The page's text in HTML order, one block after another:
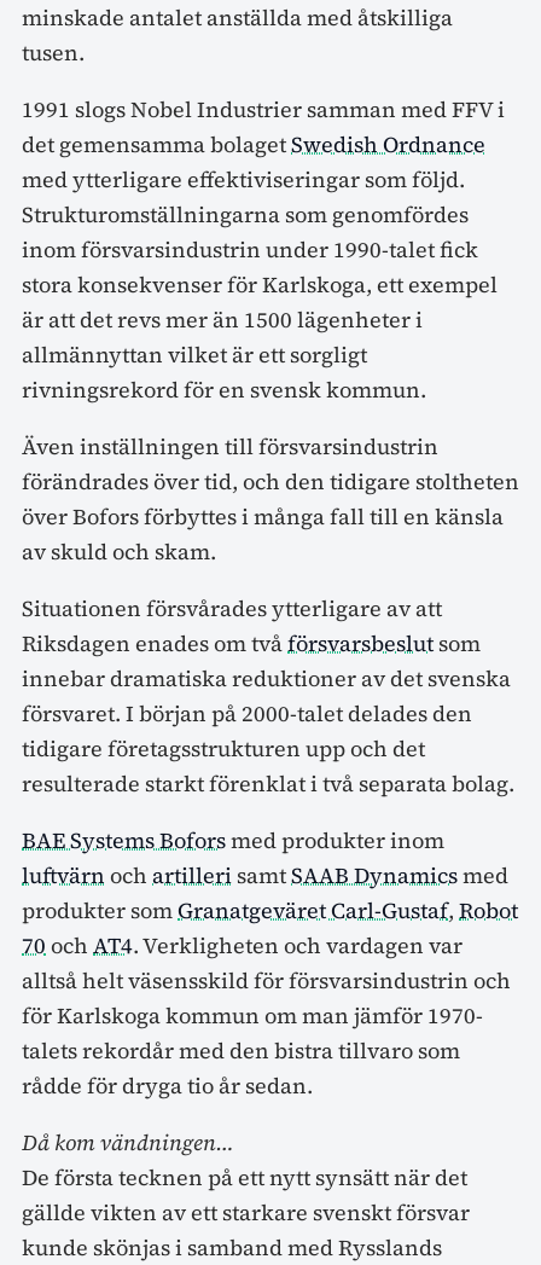
minskade antalet anställda med åtskilliga
tusen.
1991 slogs Nobel Industrier samman med FFV i
det gemensamma bolagetSwedish Ordnance
med ytterligare effektiviseringar som följd.
Strukturomställningarna som genomfördes
inom försvarsindustrin under 1990-talet fick
stora konsekvenser för Karlskoga, ett exempel
är att det revs mer än 1500 lägenheter i
allmännyttan vilket är ett sorgligt
rivningsrekord för en svensk kommun.
Även inställningen till försvarsindustrin
förändrades över tid, och den tidigare stoltheten
över Bofors förbyttes i många fall till en känsla
av skuld och skam.
Situationen försvårades ytterligare av att
Riksdagen enades om tvåförsvarsbeslut som
innebar dramatiska reduktioner av det svenska
försvaret. I början på 2000-talet delades den
tidigare företagsstrukturen upp och det
resulterade starkt förenklat i två separata bolag.
BAE Systems Boforsmed produkter inom
luftvärn och artilleri samtSAAB Dynamicsmed
produkter som Granatgeväret Carl-Gustaf, Robot
70 och AT4. Verkligheten och vardagen var
alltså helt väsensskild för försvarsindustrin och
för Karlskoga kommun om man jämför 1970-
talets rekordår med den bistra tillvaro som
rådde för dryga tio år sedan.
Då kom vändningen…
De första tecknen på ett nytt synsätt när det
gällde vikten av ett starkare svenskt försvar
kunde skönjas i samband med Rysslands